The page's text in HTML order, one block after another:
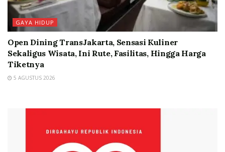
GAYA HIDUP
Open Dining TransJakarta, Sensasi Kuliner
Sekaligus Wisata, Ini Rute, Fasilitas, Hingga Harga
Tiketnya
5 AGUSTUS 2026